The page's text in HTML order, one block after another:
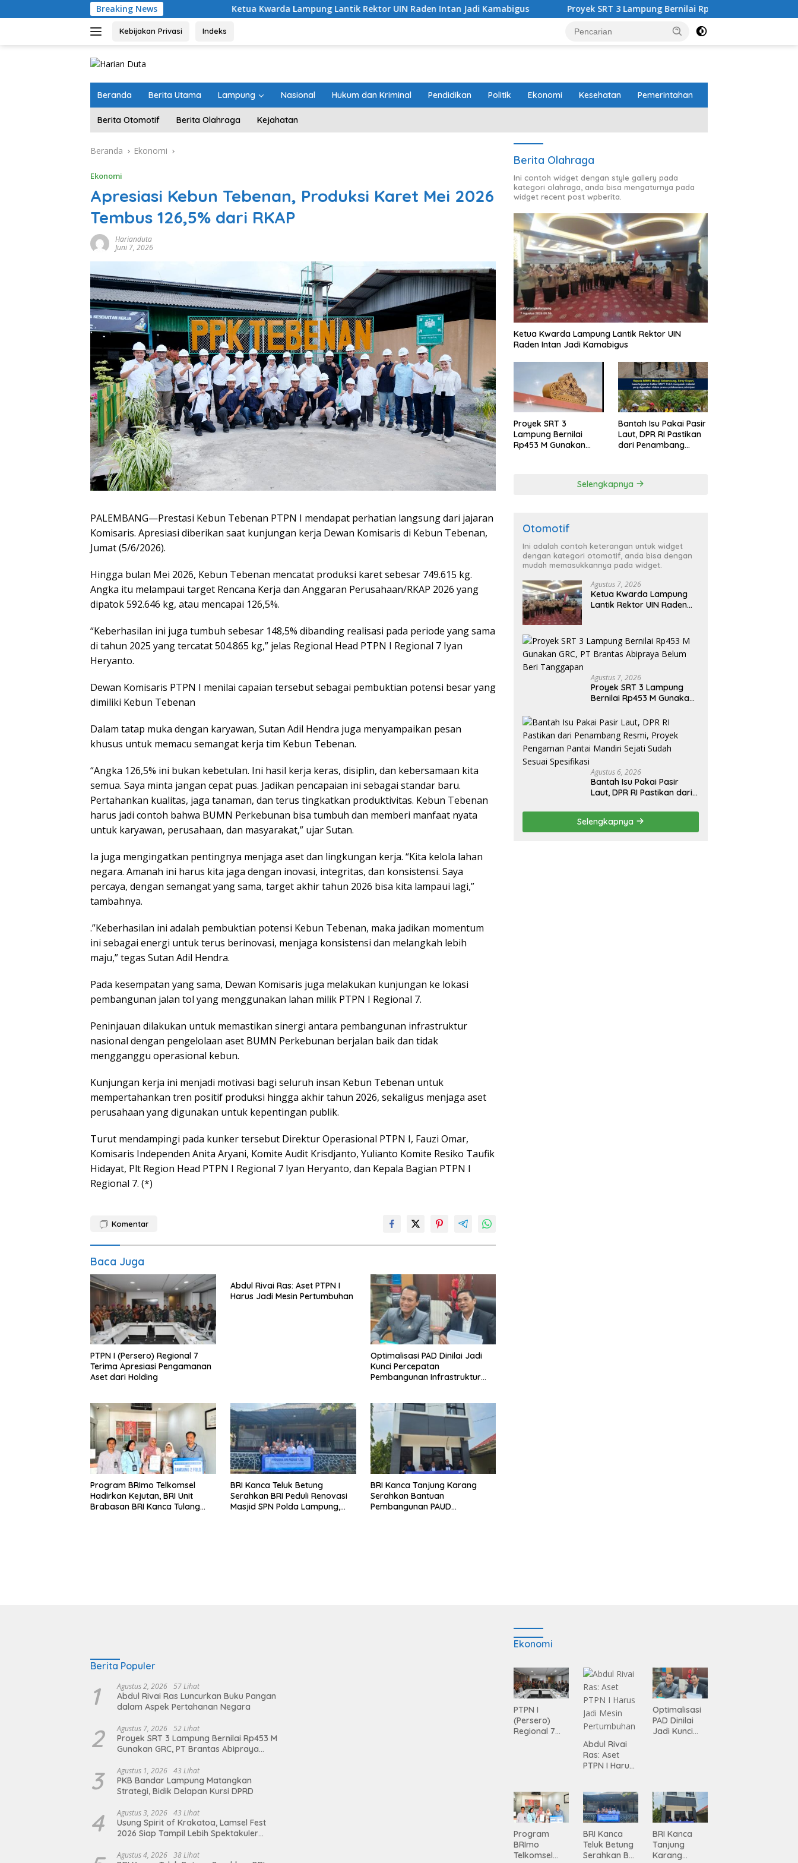
ke
Breaking News Ketua Kwarda Lampung Lantik Rektor UIN Raden Intan Jadi Kamabigus Proyek SRT 3 Lampung Bernilai Rp453 M Gunakan GRC, PT Brantas
Kebijakan Privasi Indeks
Beranda Berita Utama Lampung Nasional Hukum dan Kriminal Pendidikan Politik Ekonomi Kesehatan Pemerintahan
Berita Otomotif Berita Olahraga Kejahatan
Beranda Ekonomi
Ekonomi
Apresiasi Kebun Tebenan, Produksi Karet Mei 2026
Tembus 126,5% dari RKAP
Harianduta
Juni 7, 2026
PALEMBANG—Prestasi Kebun Tebenan PTPN I mendapat perhatian langsung dari jajaran
Komisaris. Apresiasi diberikan saat kunjungan kerja Dewan Komisaris di Kebun Tebenan,
Jumat (5/6/2026).
Hingga bulan Mei 2026, Kebun Tebenan mencatat produksi karet sebesar 749.615 kg.
Angka itu melampaui target Rencana Kerja dan Anggaran Perusahaan/RKAP 2026 yang
dipatok 592.646 kg, atau mencapai 126,5%.
“Keberhasilan ini juga tumbuh sebesar 148,5% dibanding realisasi pada periode yang sama
di tahun 2025 yang tercatat 504.865 kg,” jelas Regional Head PTPN I Regional 7 Iyan
Heryanto.
Dewan Komisaris PTPN I menilai capaian tersebut sebagai pembuktian potensi besar yang
dimiliki Kebun Tebenan
Dalam tatap muka dengan karyawan, Sutan Adil Hendra juga menyampaikan pesan
khusus untuk memacu semangat kerja tim Kebun Tebenan.
“Angka 126,5% ini bukan kebetulan. Ini hasil kerja keras, disiplin, dan kebersamaan kita
semua. Saya minta jangan cepat puas. Jadikan pencapaian ini sebagai standar baru.
Pertahankan kualitas, jaga tanaman, dan terus tingkatkan produktivitas. Kebun Tebenan
harus jadi contoh bahwa BUMN Perkebunan bisa tumbuh dan memberi manfaat nyata
untuk karyawan, perusahaan, dan masyarakat,” ujar Sutan.
Ia juga mengingatkan pentingnya menjaga aset dan lingkungan kerja. “Kita kelola lahan
negara. Amanah ini harus kita jaga dengan inovasi, integritas, dan konsistensi. Saya
percaya, dengan semangat yang sama, target akhir tahun 2026 bisa kita lampaui lagi,”
tambahnya.
.”Keberhasilan ini adalah pembuktian potensi Kebun Tebenan, maka jadikan momentum
ini sebagai energi untuk terus berinovasi, menjaga konsistensi dan melangkah lebih
maju,” tegas Sutan Adil Hendra.
Pada kesempatan yang sama, Dewan Komisaris juga melakukan kunjungan ke lokasi
pembangunan jalan tol yang menggunakan lahan milik PTPN I Regional 7.
Peninjauan dilakukan untuk memastikan sinergi antara pembangunan infrastruktur
nasional dengan pengelolaan aset BUMN Perkebunan berjalan baik dan tidak
mengganggu operasional kebun.
Kunjungan kerja ini menjadi motivasi bagi seluruh insan Kebun Tebenan untuk
mempertahankan tren positif produksi hingga akhir tahun 2026, sekaligus menjaga aset
perusahaan yang digunakan untuk kepentingan publik.
Turut mendampingi pada kunker tersebut Direktur Operasional PTPN I, Fauzi Omar,
Komisaris Independen Anita Aryani, Komite Audit Krisdjanto, Yulianto Komite Resiko Taufik
Hidayat, Plt Region Head PTPN I Regional 7 Iyan Heryanto, dan Kepala Bagian PTPN I
Regional 7. (*)
Komentar
Baca Juga
PTPN I (Persero) Regional 7
Terima Apresiasi Pengamanan
Aset dari Holding
Abdul Rivai Ras: Aset PTPN I
Harus Jadi Mesin Pertumbuhan
Optimalisasi PAD Dinilai Jadi
Kunci Percepatan
Pembangunan Infrastruktur
Program BRImo Telkomsel
Hadirkan Kejutan, BRI Unit
Brabasan BRI Kanca Tulang
BRI Kanca Teluk Betung
Serahkan BRI Peduli Renovasi
Masjid SPN Polda Lampung,
BRI Kanca Tanjung Karang
Serahkan Bantuan
Pembangunan PAUD
Berita Olahraga
Ini contoh widget dengan style gallery pada
kategori olahraga, anda bisa mengaturnya pada
widget recent post wpberita.
Ketua Kwarda Lampung Lantik Rektor UIN
Raden Intan Jadi Kamabigus
Proyek SRT 3
Lampung Bernilai
Rp453 M Gunakan
Bantah Isu Pakai Pasir
Laut, DPR RI Pastikan
dari Penambang
Sesuai Spesifikasi
Selengkapnya
Otomotif
Ini adalah contoh keterangan untuk widget
dengan kategori otomotif, anda bisa dengan
mudah memasukkannya pada widget.
Agustus 7, 2026
Ketua Kwarda Lampung
Lantik Rektor UIN Raden
Agustus 7, 2026
Proyek SRT 3 Lampung
Bernilai Rp453 M Gunakan
Belum Beri Tanggapan
Agustus 6, 2026
Bantah Isu Pakai Pasir
Laut, DPR RI Pastikan dari
Pengaman Pantai Mandiri
Sejati Sudah Sesuai
Spesifikasi
Selengkapnya
Berita Populer
1 Agustus 2, 2026 57 Lihat
Abdul Rivai Ras Luncurkan Buku Pangan
dalam Aspek Pertahanan Negara
2 Agustus 7, 2026 52 Lihat
Proyek SRT 3 Lampung Bernilai Rp453 M
Gunakan GRC, PT Brantas Abipraya
3 Agustus 1, 2026 43 Lihat
PKB Bandar Lampung Matangkan
Strategi, Bidik Delapan Kursi DPRD
4 Agustus 3, 2026 43 Lihat
Usung Spirit of Krakatoa, Lamsel Fest
2026 Siap Tampil Lebih Spektakuler
Artis Ibu Kota
Agustus 4, 2026 38 Lihat
Ekonomi
PTPN I
(Persero)
Regional 7
Abdul Rivai
Ras: Aset
PTPN I Harus
Optimalisasi
PAD Dinilai
Jadi Kunci
Program
BRImo
Telkomsel
BRI Kanca
Teluk Betung
Serahkan BRI
BRI Kanca
Tanjung
Karang